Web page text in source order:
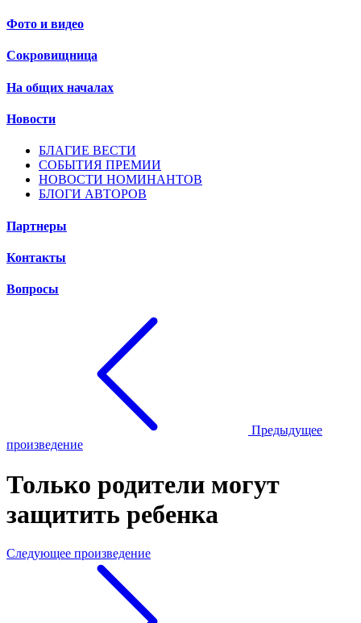
Фото и видео
Сокровищница
На общих началах
Новости
БЛАГИЕ ВЕСТИ
СОБЫТИЯ ПРЕМИИ
НОВОСТИ НОМИНАНТОВ
БЛОГИ АВТОРОВ
Партнеры
Контакты
Вопросы
Предыдущее
произведение
Только родители могут
защитить ребенка
Следующее произведение